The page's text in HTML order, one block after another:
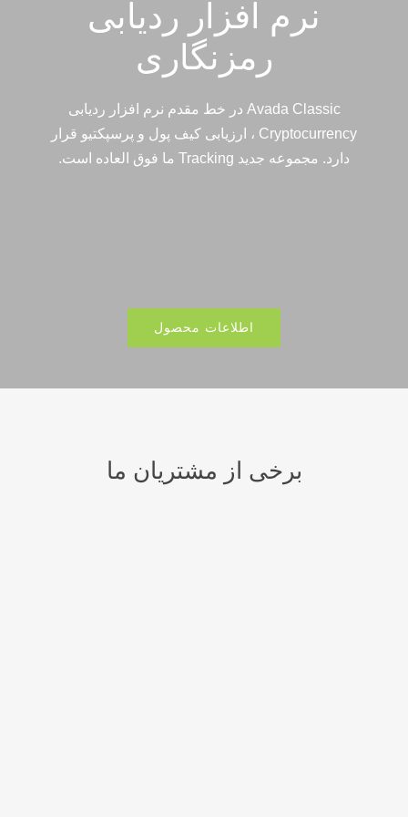
نرم افزار ردیابی
رمزنگاری
Avada Classic در خط مقدم نرم افزار ردیابی
Cryptocurrency ، ارزیابی کیف پول و پرسپکتیو قرار
دارد. مجموعه جدید Tracking ما فوق العاده است.
اطلاعات محصول
برخی از مشتریان ما